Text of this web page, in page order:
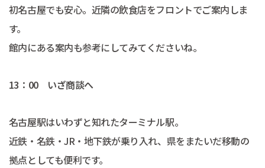
初名古屋でも安心。近隣の飲食店をフロントでご案内しま
す。
館内にある案内も参考にしてみてくださいね。
13：00 いざ商談へ
名古屋駅はいわずと知れたターミナル駅。
近鉄・名鉄・JR・地下鉄が乗り入れ、県をまたいだ移動の
拠点としても便利です。